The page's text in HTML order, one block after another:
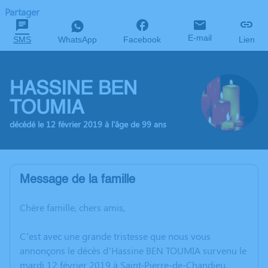
Partager
SMS WhatsApp Facebook E-mail Lien
HASSINE BEN
TOUMIA
décédé le 12 février 2019 à l'âge de 99 ans
Message de la famille
Chère famille, chers amis,
C’est avec une grande tristesse que nous vous
annonçons le décès d’Hassine BEN TOUMIA survenu le
mardi 12 février 2019 à Saint-Pierre-de-Chandieu.